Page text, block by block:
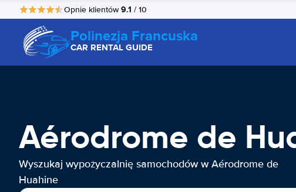
Opnie klientów9.1 / 10
Polinezja Francuska
CAR RENTAL GUIDE
Aérodrome de
Wyszukaj wypożyczalnię samochodów w Aérodrome de
Huahine